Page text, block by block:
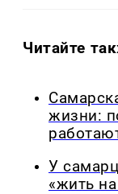
Читайте
жизни:
У
«жить